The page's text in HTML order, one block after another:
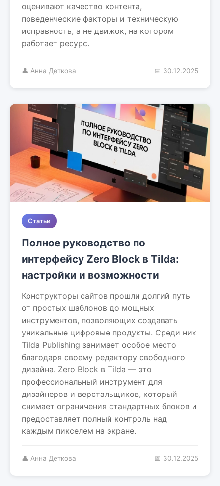
оценивают качество контента,
поведенческие факторы и техническую
исправность, а не движок, на котором
работает ресурс.
👤 Анна Деткова 📅 30.12.2025
Статьи
Полное руководство по
интерфейсу Zero Block в Tilda:
настройки и возможности
Конструкторы сайтов прошли долгий путь
от простых шаблонов до мощных
инструментов, позволяющих создавать
уникальные цифровые продукты. Среди них
Tilda Publishing занимает особое место
благодаря своему редактору свободного
дизайна. Zero Block в Tilda — это
профессиональный инструмент для
дизайнеров и верстальщиков, который
снимает ограничения стандартных блоков и
предоставляет полный контроль над
каждым пикселем на экране.
👤 Анна Деткова 📅 30.12.2025